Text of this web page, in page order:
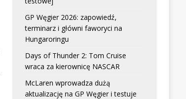
GP Węgier 2026: zapowiedź,
terminarz i główni faworyci na
Hungaroringu
Days of Thunder 2: Tom Cruise
wraca za kierownicę NASCAR
McLaren wprowadza dużą
aktualizację na GP Węgier i testuje